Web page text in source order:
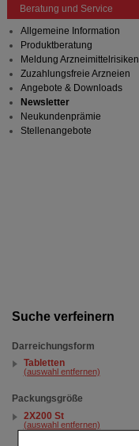
Suche verfeinern
Darreichungsform
Tabletten
(auswahl entfernen)
Packungsgröße
2X200 St
(auswahl entfernen)
Beratung und Service
Allgemeine Information
Produktberatung
Meldung Arzneimittelrisiken
Zuzahlungsfreie Arzneien
Angebote & Downloads
Newsletter
Neukundenprämie
Stellenangebote